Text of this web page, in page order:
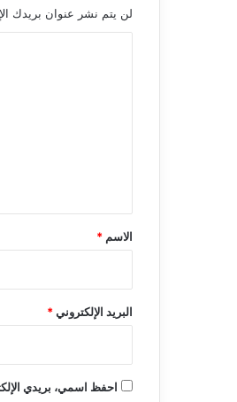
لن يتم نشر عنوان بريدك
*
الاسم *
البريد الإلكتروني*
احفظ اسمي، بريدي